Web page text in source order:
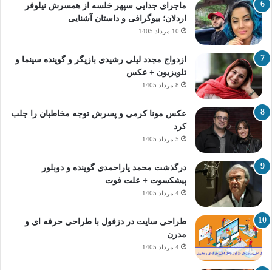
ماجرای جدایی سپهر خلسه از همسرش نیلوفر
اردلان؛ بیوگرافی و داستان آشنایی
10 مرداد 1405
ازدواج مجدد لیلی رشیدی بازیگر و گوینده سینما و
تلویزیون + عکس
8 مرداد 1405
عکس مونا کرمی و پسرش توجه مخاطبان را جلب
کرد
5 مرداد 1405
درگذشت محمد یاراحمدی گوینده و دوبلور
پیشکسوت + علت فوت
4 مرداد 1405
طراحی سایت در دزفول با طراحی حرفه‌ ای و
مدرن
4 مرداد 1405